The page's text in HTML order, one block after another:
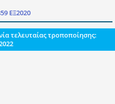
ΕΞ2020
τελευταίας τροποποίησης: